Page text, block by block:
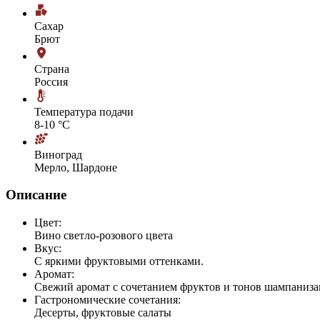
Сахар
Брют
Страна
Россия
Температура подачи
8-10 °С
Виноград
Мерло, Шардоне
Описание
Цвет:
Вино светло-розового цвета
Вкус:
С яркими фруктовыми оттенками.
Аромат:
Свежий аромат с сочетанием фруктов и тонов
Гастрономические сочетания:
Десерты, фруктовые салаты